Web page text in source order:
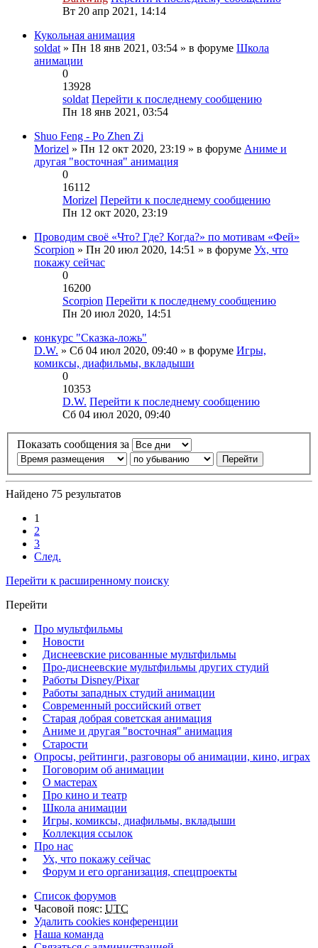
Вт 20 апр 2021, 14:14
Кукольная анимация
soldat » Пн 18 янв 2021, 03:54 » в форуме Школа
анимации
0
13928
soldat Перейти к последнему сообщению
Пн 18 янв 2021, 03:54
Shuo Feng - Po Zhen Zi
Morizel » Пн 12 окт 2020, 23:19 » в форуме Аниме и
другая "восточная" анимация
0
16112
Morizel Перейти к последнему сообщению
Пн 12 окт 2020, 23:19
Проводим своё «Что? Где? Когда?» по мотивам «Фей»
Scorpion » Пн 20 июл 2020, 14:51 » в форуме Ух, что
покажу сейчас
0
16200
Scorpion Перейти к последнему сообщению
Пн 20 июл 2020, 14:51
конкурс "Сказка-ложь"
D.W. » Сб 04 июл 2020, 09:40 » в форуме Игры,
комиксы, диафильмы, вкладыши
0
10353
D.W. Перейти к последнему сообщению
Сб 04 июл 2020, 09:40
Показать сообщения за
Найдено 75 результатов
1
2
3
След.
Перейти к расширенному поиску
Перейти
Про мультфильмы
Новости
Диснеевские рисованные мультфильмы
Про-диснеевские мультфильмы других студий
Работы Disney/Pixar
Работы западных студий анимации
Современный российский ответ
Старая добрая советская анимация
Аниме и другая "восточная" анимация
Старости
Опросы, рейтинги, разговоры об анимации, кино, играх
Поговорим об анимации
О мастерах
Про кино и театр
Школа анимации
Игры, комиксы, диафильмы, вкладыши
Коллекция ссылок
Про нас
Ух, что покажу сейчас
Форум и его организация, спецпроекты
Список форумов
Часовой пояс: UTC
Удалить cookies конференции
Наша команда